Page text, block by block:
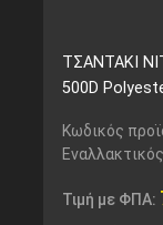
ΤΣΑΝΤΑΚΙ
500D
Κωδικός
Τιμή με ΦΠΑ: